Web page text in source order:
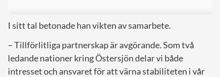
I sitt tal betonade han vikten av samarbete.
– Tillförlitliga partnerskap är avgörande. Som två
ledande nationer kring Östersjön delar vi både
intresset och ansvaret för att värna stabiliteten i vår